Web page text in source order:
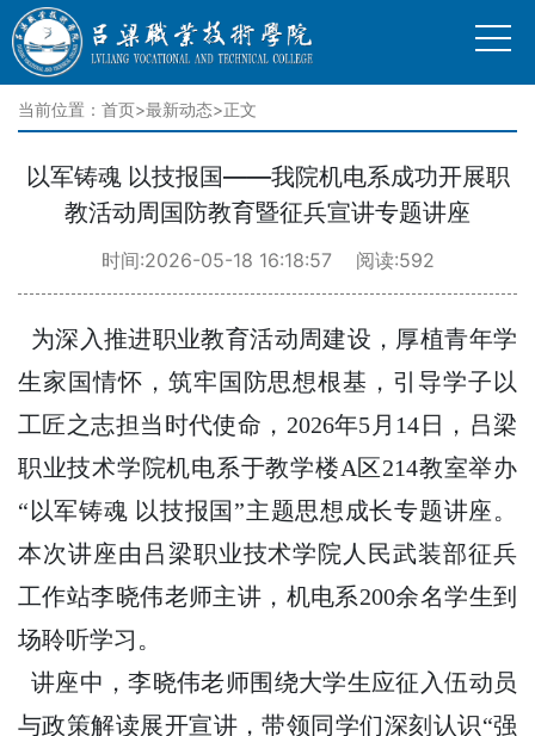
当前位置： 首页>最新动态>正文
以军铸魂 以技报国——我院机电系成功开展职
教活动周国防教育暨征兵宣讲专题讲座
时间:2026-05-18 16:18:57 阅读:592
为深入推进职业教育活动周建设，厚植青年学
生家国情怀，筑牢国防思想根基，引导学子以
工匠之志担当时代使命，2026年5月14日，吕梁
职业技术学院机电系于教学楼A区214教室举办
“以军铸魂 以技报国”主题思想成长专题讲座。
本次讲座由吕梁职业技术学院人民武装部征兵
工作站李晓伟老师主讲，机电系200余名学生到
场聆听学习。
讲座中，李晓伟老师围绕大学生应征入伍动员
与政策解读展开宣讲，带领同学们深刻认识“强